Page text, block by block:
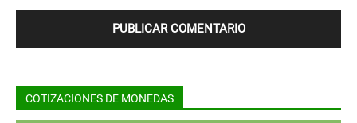
COTIZACIONES DE MONEDAS